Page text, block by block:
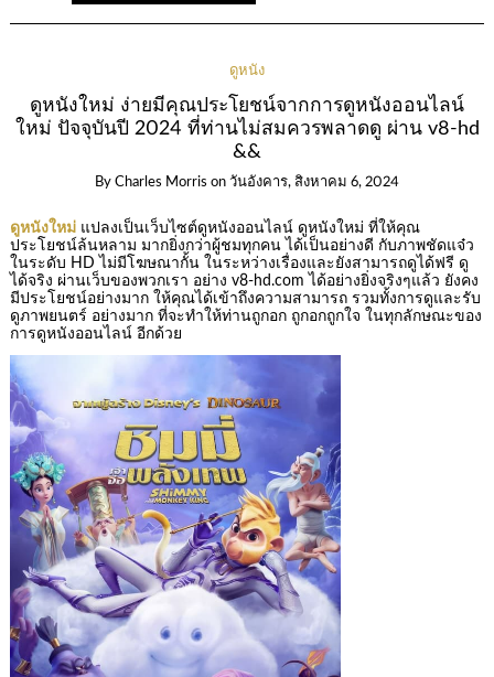
ดูหนัง
ดูหนังใหม่ ง่ายมีคุณประโยชน์จากการดูหนังออนไลน์
ใหม่ ปัจจุบันปี 2024 ที่ท่านไม่สมควรพลาดดู ผ่าน v8-hd
&&
By Charles Morris on วันอังคาร, สิงหาคม 6, 2024
ดูหนังใหม่แปลงเป็นเว็บไซต์ดูหนังออนไลน์ ดูหนังใหม่ ที่ให้คุณ
ประโยชน์ล้นหลาม มากยิ่งกว่าผู้ชมทุกคน ได้เป็นอย่างดี กับภาพชัดแจ๋ว
ในระดับ HD ไม่มีโฆษณากั้น ในระหว่างเรื่องและยังสามารถดูได้ฟรี ดู
ได้จริง ผ่านเว็บของพวกเรา อย่าง v8-hd.com ได้อย่างยิ่งจริงๆแล้ว ยังคง
มีประโยชน์อย่างมาก ให้คุณได้เข้าถึงความสามารถ รวมทั้งการดูและรับ
ดูภาพยนตร์ อย่างมาก ที่จะทำให้ท่านถูกอก ถูกอกถูกใจ ในทุกลักษณะของ
การดูหนังออนไลน์ อีกด้วย